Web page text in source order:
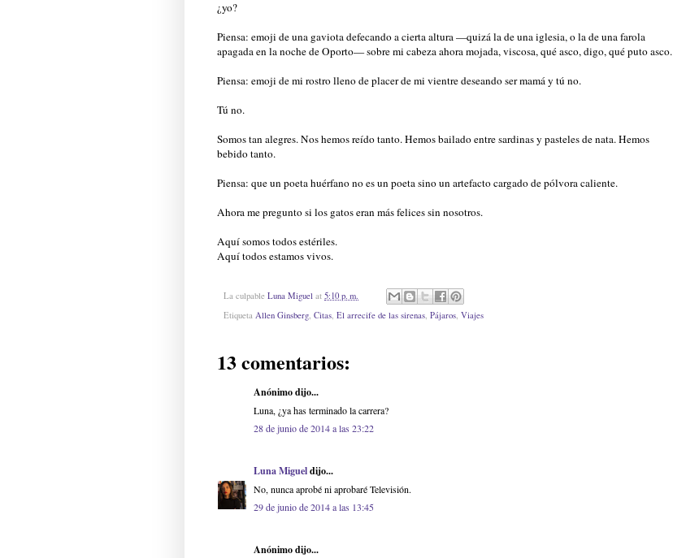
¿yo?
Piensa: emoji de una gaviota defecando a cierta altura —quizá la de una iglesia, o la de una farola
apagada en la noche de Oporto— sobre mi cabeza ahora mojada, viscosa, qué asco, digo, qué puto asco.
Piensa: emoji de mi rostro lleno de placer de mi vientre deseando ser mamá y tú no.
Tú no.
Somos tan alegres. Nos hemos reído tanto. Hemos bailado entre sardinas y pasteles de nata. Hemos
bebido tanto.
Piensa: que un poeta huérfano no es un poeta sino un artefacto cargado de pólvora caliente.
Ahora me pregunto si los gatos eran más felices sin nosotros.
Aquí somos todos estériles.
Aquí todos estamos vivos.
La culpable Luna Miguel at 5:10 p. m.
Etiqueta Allen Ginsberg, Citas, El arrecife de las sirenas, Pájaros, Viajes
13 comentarios:
Anónimo dijo...
Luna, ¿ya has terminado la carrera?
28 de junio de 2014 a las 23:22
Luna Migueldijo...
No, nunca aprobé ni aprobaré Televisión.
29 de junio de 2014 a las 13:45
Anónimo dijo...